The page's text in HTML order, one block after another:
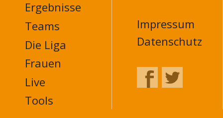
Ergebnisse
Teams
Die Liga
Frauen
Live
Tools
Impressum
Datenschutz